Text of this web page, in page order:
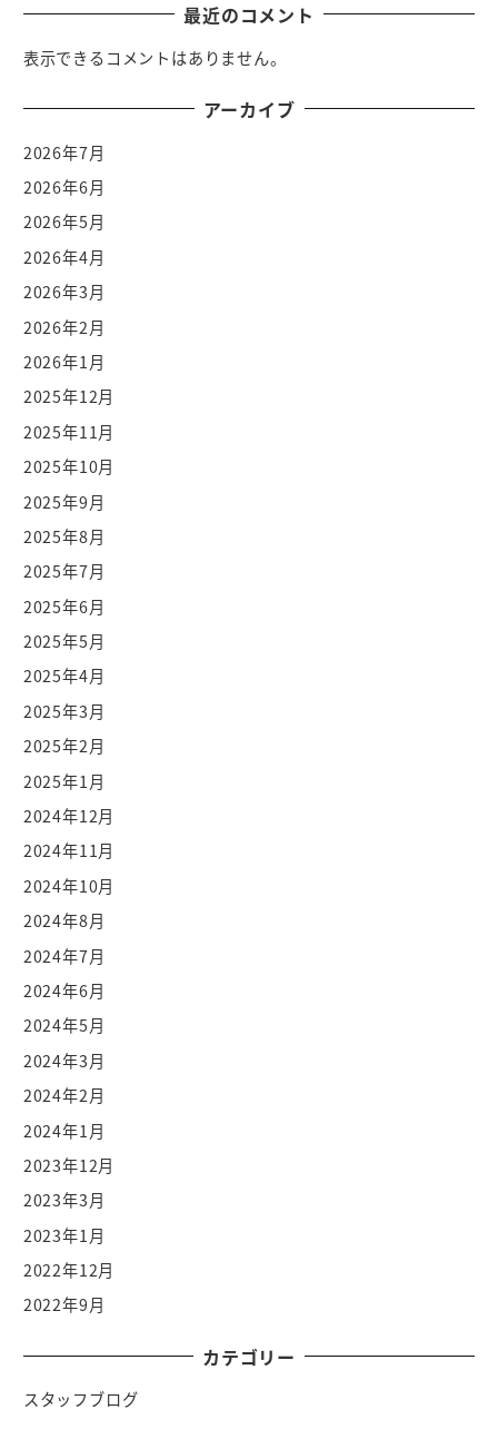
最近のコメント
表示できるコメントはありません。
アーカイブ
2026年7月
2026年6月
2026年5月
2026年4月
2026年3月
2026年2月
2026年1月
2025年12月
2025年11月
2025年10月
2025年9月
2025年8月
2025年7月
2025年6月
2025年5月
2025年4月
2025年3月
2025年2月
2025年1月
2024年12月
2024年11月
2024年10月
2024年8月
2024年7月
2024年6月
2024年5月
2024年3月
2024年2月
2024年1月
2023年12月
2023年3月
2023年1月
2022年12月
2022年9月
カテゴリー
スタッフブログ